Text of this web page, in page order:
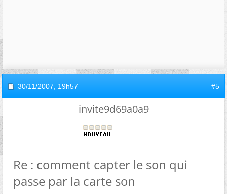
30/11/2007, 19h57 #5
invite9d69a0a9
Re : comment capter le son qui
passe par la carte son